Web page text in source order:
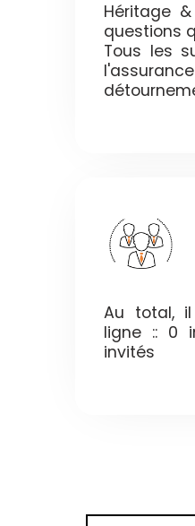
Héritage
questions
Tous les
Au total,
ligne :: 0
invités